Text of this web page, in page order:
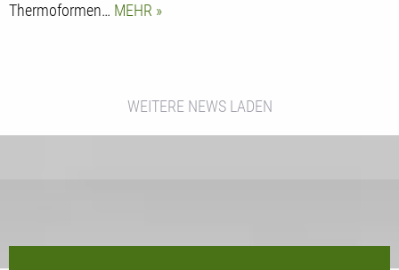
Thermoformen… MEHR
WEITERE NEWS LADEN